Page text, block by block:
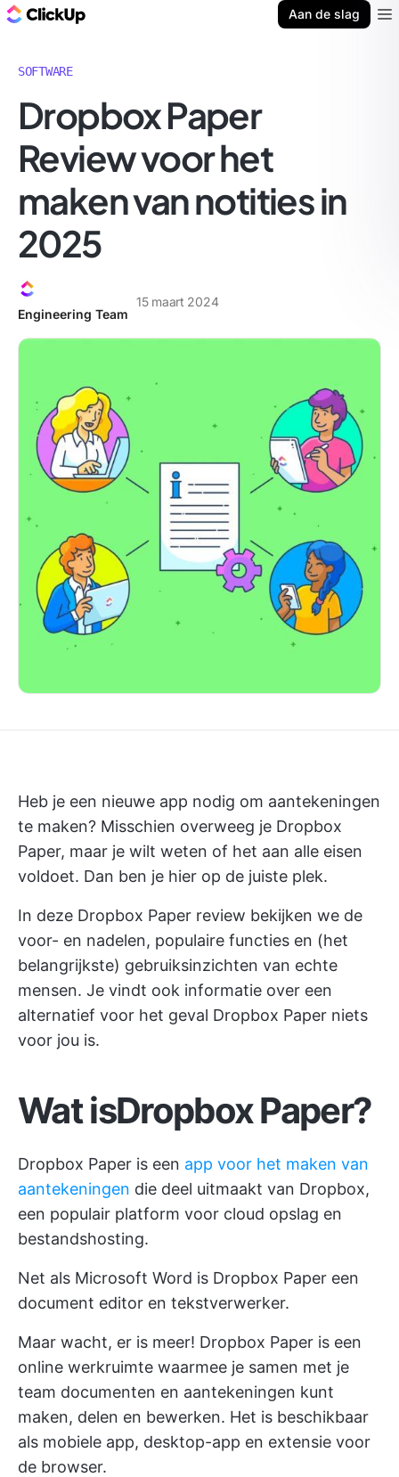
Aan de slag
SOFTWARE
Dropbox Paper
Review voor het
maken van notities in
2025
Engineering Team
15 maart 2024
Heb je een nieuwe app nodig om aantekeningen
te maken? Misschien overweeg je Dropbox
Paper, maar je wilt weten of het aan alle eisen
voldoet. Dan ben je hier op de juiste plek.
In deze Dropbox Paper review bekijken we de
voor- en nadelen, populaire functies en (het
belangrijkste) gebruiksinzichten van echte
mensen. Je vindt ook informatie over een
alternatief voor het geval Dropbox Paper niets
voor jou is.
Wat isDropbox Paper?
Dropbox Paper is een app voor het maken van
aantekeningen die deel uitmaakt van Dropbox,
een populair platform voor cloud opslag en
bestandshosting.
Net als Microsoft Word is Dropbox Paper een
document editor en tekstverwerker.
Maar wacht, er is meer! Dropbox Paper is een
online werkruimte waarmee je samen met je
team documenten en aantekeningen kunt
maken, delen en bewerken. Het is beschikbaar
als mobiele app, desktop-app en extensie voor
de browser.